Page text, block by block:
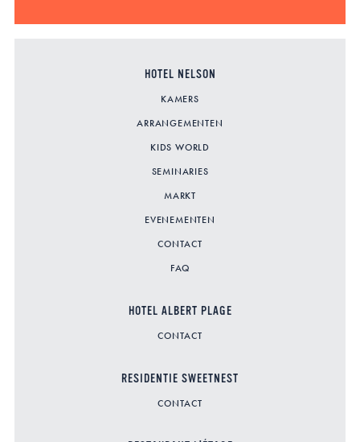
HOTEL NELSON
KAMERS
ARRANGEMENTEN
KIDS WORLD
SEMINARIES
MARKT
EVENEMENTEN
CONTACT
FAQ
HOTEL ALBERT PLAGE
CONTACT
RESIDENTIE SWEETNEST
CONTACT